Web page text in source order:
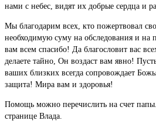
нами с небес, видят их добрые сердца и
Мы благодарим всех, кто пожертвовал
необходимую суму на обследования и на
вам всем спасибо! Да благословит вас
делаете тайно, Он воздаст вам явно!
ваших близких всегда сопровождает
защита! Мира вам и здоровья!
Помощь можно перечислить на счет
странице Влада.